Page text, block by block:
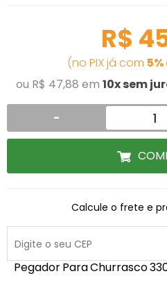
R$
(no PIX já com
ou R$ 47,88 em 10x sem
-
Calcule o frete e
Pegador Para Churrasco